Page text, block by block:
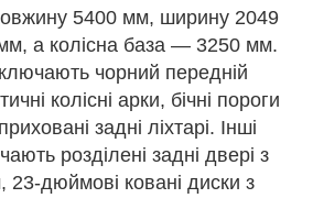
5400 мм, ширину 2049
а колісна база — 3250 мм.
чорний передній
колісні арки, бічні пороги
задні ліхтарі. Інші
розділені задні двері з
23-дюймові ковані диски з